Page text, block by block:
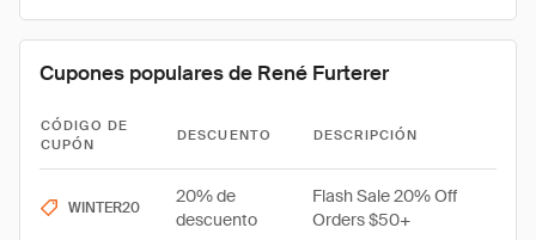
Cupones populares de René Furterer
CÓDIGO DE
CUPÓN
DESCUENTO DESCRIPCIÓN
WINTER20
20% de
descuento
Flash Sale 20% Off
Orders $50+